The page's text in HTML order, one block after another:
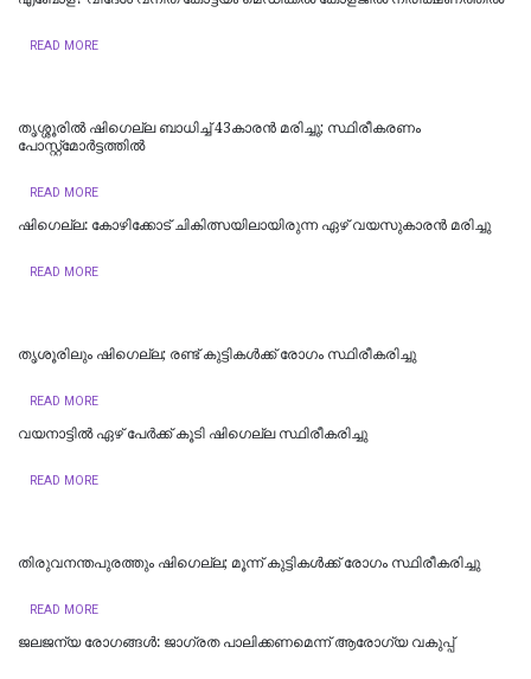
READ MORE
തൃശ്ശൂരിൽ ഷിഗെല്ല ബാധിച്ച് 43കാരൻ മരിച്ചു; സ്ഥിരീകരണം
പോസ്റ്റ്‌മോര്‍ട്ടത്തില്‍
READ MORE
ഷിഗെല്ല: കോഴിക്കോട് ചികിത്സയിലായിരുന്ന ഏഴ് വയസുകാരന്‍ മരിച്ചു
READ MORE
തൃശൂരിലും ഷിഗെല്ല; രണ്ട് കുട്ടികള്‍ക്ക് രോഗം സ്ഥിരീകരിച്ചു
READ MORE
വയനാട്ടില്‍ ഏഴ് പേര്‍ക്ക് കൂടി ഷിഗെല്ല സ്ഥിരീകരിച്ചു
READ MORE
തിരുവനന്തപുരത്തും ഷിഗെല്ല; മൂന്ന് കുട്ടികൾക്ക് രോഗം സ്ഥിരീകരിച്ചു
READ MORE
ജലജന്യ രോഗങ്ങള്‍: ജാഗ്രത പാലിക്കണമെന്ന് ആരോഗ്യ വകുപ്പ്